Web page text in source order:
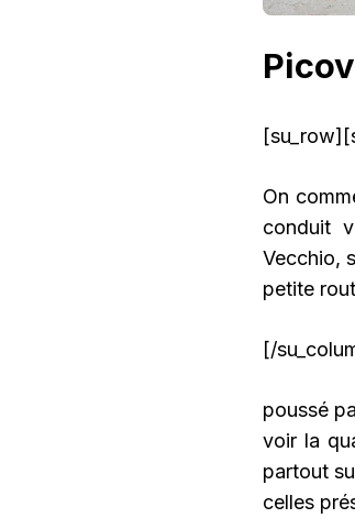
On
conduit
Vecchio,
petite
[/
poussé
voir la
partout
celles